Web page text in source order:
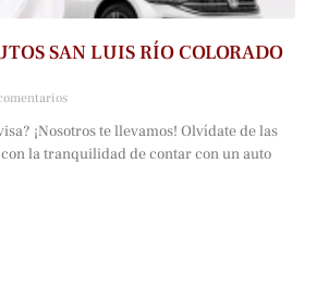
SAN LUIS RÍO COLORADO
¡Nosotros te llevamos! Olvídate de las
la tranquilidad de contar con un auto